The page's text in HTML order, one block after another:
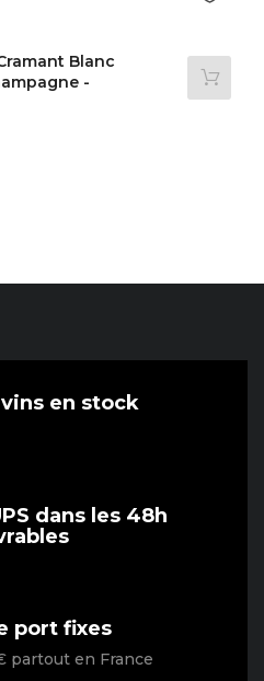
Blanc
-
vins en stock
dans les 48h
port fixes
partout en France